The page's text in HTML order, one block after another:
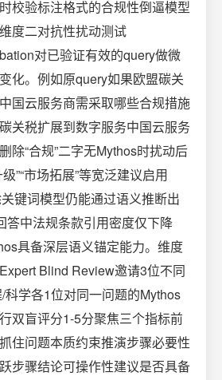
校验标注格式的合规性倒逼模型
度二对抗性扰动测试
对已验证有效的query做微
化。例如原query如果欧盟碳关
国云服务商需采取哪些合规措施
关税扩展到数字服务中国云服务
除“合规”二字无Mythos时扰动后
”“市场拓展”等宽泛建议启用
键词模型仍能通过语义推断出
答中法规条款引用密度仅下降
具备深层语义锚定能力。维度
Blind Review邀请3位不同
科学各1位对同一问题的Mythos
双盲评分1-5分聚焦三个指标前
住问题本质约束推演步骤必要性
步骤结论可操作性建议是否具备